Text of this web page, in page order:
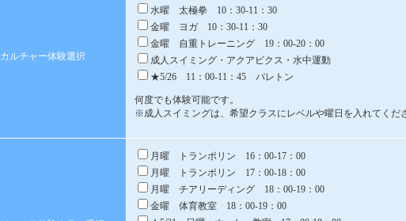
カルチャー体験選択
水曜 太極拳 10：30-11：30
金曜 ヨガ 10：30-11：30
金曜 自重トレーニング 19：00-20：00
成人スイミング・アクアビクス・水中運動
★5/26 11：00-11：45 バレトン
何度でも体験可能です。
※成人スイミングは、希望クラスにレベルや曜日を入れてくだ
月曜 トランポリン 16：00-17：00
月曜 トランポリン 17：00-18：00
月曜 チアリーディング 18：00-19：00
金曜 体育教室 18：00-19：00